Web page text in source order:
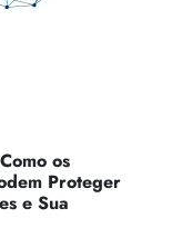
os
Proteger
e Sua